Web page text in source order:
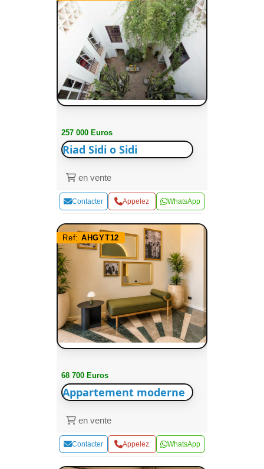
257 000 Euros
Riad Sidi o Sidi
en vente
Contacter Appelez WhatsApp
Ref: AHGYT12
68 700 Euros
Appartement moderne
en vente
Contacter Appelez WhatsApp